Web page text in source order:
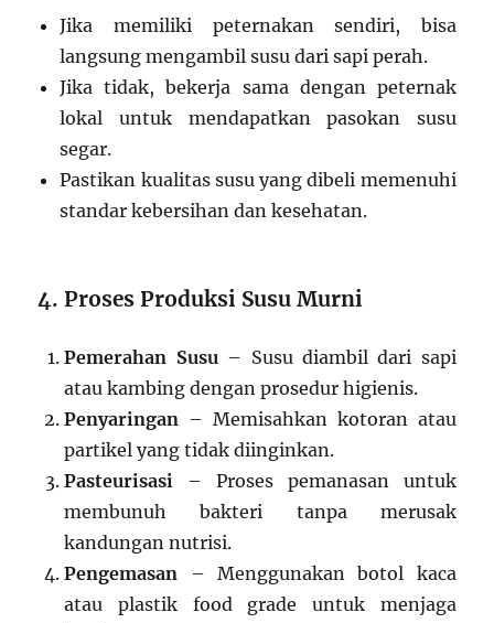
Jika memiliki peternakan sendiri, bisa
langsung mengambil susu dari sapi perah.
Jika tidak, bekerja sama dengan peternak
lokal untuk mendapatkan pasokan susu
segar.
Pastikan kualitas susu yang dibeli memenuhi
standar kebersihan dan kesehatan.
4. Proses Produksi Susu Murni
Pemerahan Susu– Susu diambil dari sapi
atau kambing dengan prosedur higienis.
Penyaringan – Memisahkan kotoran atau
partikel yang tidak diinginkan.
Pasteurisasi – Proses pemanasan untuk
membunuh bakteri tanpa merusak
kandungan nutrisi.
Pengemasan – Menggunakan botol kaca
atau plastik food grade untuk menjaga